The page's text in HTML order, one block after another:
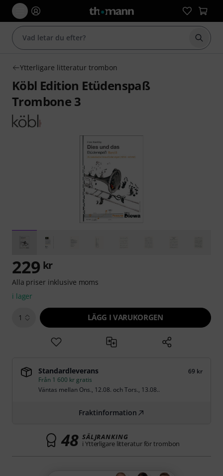
Börja
Ytterligare litteratur trombon
Köbl Edition Etüdenspaß
Trombone 3
229 kr
Alla priser inklusive moms
i lager
1 LÄGG I VARUKORGEN
Standardleverans
69 kr
Från 1 600 kr gratis
Väntas mellan Ons., 12.08. ochTors., 13.08..
Fraktinformation
48 SÄLJRANKING
i Ytterligare litteratur för trombon